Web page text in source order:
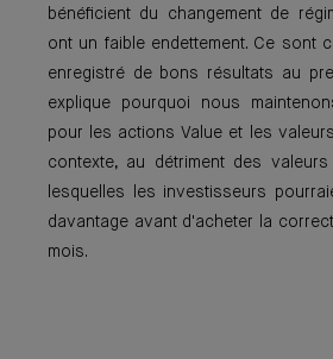
bénéficient du changement de
ont un faible endettement. Ce sont
enregistré de bons résultats au
explique pourquoi nous
pour les actions Value et les
contexte, au détriment des
lesquelles les investisseurs
davantage avant d'acheter la
mois.